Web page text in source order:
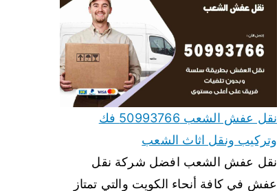
نقل عفش الشعب 50993766 فك
وتركيب ونقل اثاث الشعب
نقل عفش الشعب افضل شركة نقل
عفش في كافة أنحاء الكويت والتي تمتاز